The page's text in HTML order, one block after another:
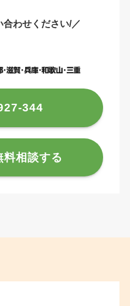
合わせください/／
344
料相談する